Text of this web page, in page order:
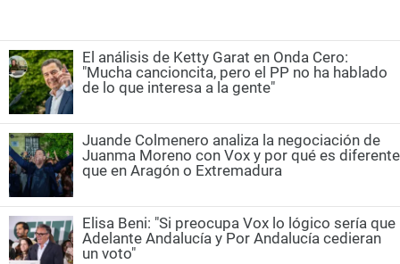
El análisis de Ketty Garat en Onda Cero:
"Mucha cancioncita, pero el PP no ha hablado
de lo que interesa a la gente"
Juande Colmenero analiza la negociación de
Juanma Moreno con Vox y por qué es diferente
que en Aragón o Extremadura
Elisa Beni: "Si preocupa Vox lo lógico sería que
Adelante Andalucía y Por Andalucía cedieran
un voto"